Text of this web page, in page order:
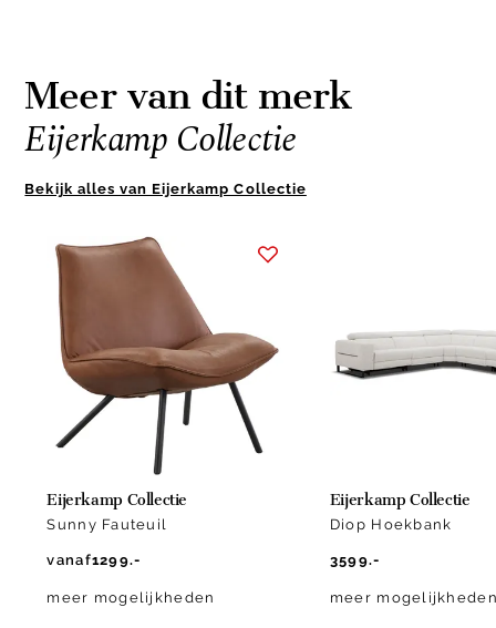
Meer van dit merk
Eijerkamp Collectie
Bekijk alles van Eijerkamp Collectie
Eijerkamp Collectie
Sunny Fauteuil
vanaf1299.-
meer mogelijkheden
Eijerkamp Collectie
Diop Hoekbank
3599.-
meer